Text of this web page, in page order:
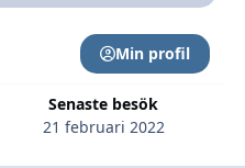
Senaste besök
21 februari 2022
Min profil